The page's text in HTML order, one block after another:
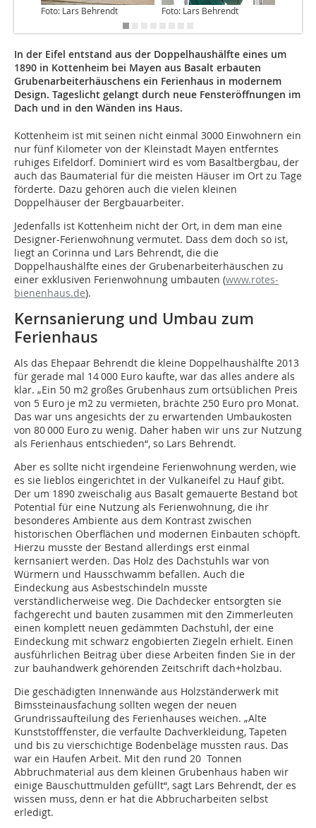
Foto: Lars Behrendt Foto: Lars Behrendt
In der Eifel entstand aus der Doppelhaushälfte eines um
1890 in Kottenheim bei Mayen aus Basalt erbauten
Grubenarbeiterhäuschens ein Ferienhaus in modernem
Design. Tageslicht gelangt durch neue Fensteröffnungen im
Dach und in den Wänden ins Haus.
Kottenheim ist mit seinen nicht einmal 3000 Einwohnern ein
nur fünf Kilometer von der Kleinstadt Mayen entferntes
ruhiges Eifeldorf. Dominiert wird es vom Basalt­bergbau, der
auch das Baumaterial für die meisten Häuser im Ort zu Tage
förderte. Dazu gehören auch die vielen kleinen
Doppelhäuser der Bergbauarbeiter.
Jedenfalls ist Kottenheim nicht der Ort, in dem man eine
Designer-Ferienwohnung vermutet. Dass dem doch so ist,
liegt an Corinna und Lars Behrendt, die die
Doppelhaushälfte eines der Grubenarbeiterhäuschen zu
einer exklusiven Ferienwohnung umbauten (www.rotes-
bienenhaus.de).
Kernsanierung und Umbau zum
Ferienhaus
Als das Ehepaar Behrendt die kleine Doppelhaushälfte 2013
für gerade mal 14 000 Euro kaufte, war das alles andere als
klar. „Ein 50 m2 großes Grubenhaus zum ortsüblichen Preis
von 5 Euro je m2 zu vermieten, brächte 250 Euro pro Monat.
Das war uns angesichts der zu erwartenden Umbaukosten
von 80 000 Euro zu wenig. Daher haben wir uns zur Nutzung
als Ferienhaus entschieden“, so Lars Behrendt.
Aber es sollte nicht irgendeine Ferienwohnung werden, wie
es sie lieblos eingerichtet in der Vulkaneifel zu Hauf gibt.
Der um 1890 zweischalig aus Basalt gemauerte Bestand bot
Potential für eine Nutzung als Ferienwohnung, die ihr
besonderes Ambiente aus dem Kontrast zwischen
historischen Oberflächen und modernen Einbauten schöpft.
Hierzu musste der Bestand allerdings erst einmal
kernsaniert werden. Das Holz des Dachstuhls war von
Würmern und Hausschwamm befallen. Auch die
Eindeckung aus Asbestschindeln musste
verständlicherweise weg. Die Dachdecker entsorgten sie
fachgerecht und bauten zusammen mit den Zimmerleuten
einen komplett neuen gedämmten Dachstuhl, der eine
Eindeckung mit schwarz engobierten Ziegeln erhielt. Einen
ausführli­chen Beitrag über diese Arbeiten finden Sie in der
zur bauhandwerk gehörenden Zeitschrift dach+holzbau.
Die geschädigten Innenwände aus Holzständerwerk mit
Bimssteinausfachung sollten wegen der neuen
Grundrissaufteilung des Ferienhauses weichen. „Alte
Kunststofffenster, die verfaulte Dachverkleidung, Tapeten
und bis zu vierschichtige Bodenbeläge mussten raus. Das
war ein Haufen Arbeit. Mit den rund 20 Tonnen
Abbruchmaterial aus dem kleinen Grubenhaus haben wir
einige Bauschuttmulden gefüllt“, sagt Lars Behrendt, der es
wissen muss, denn er hat die Abbrucharbeiten selbst
erledigt.